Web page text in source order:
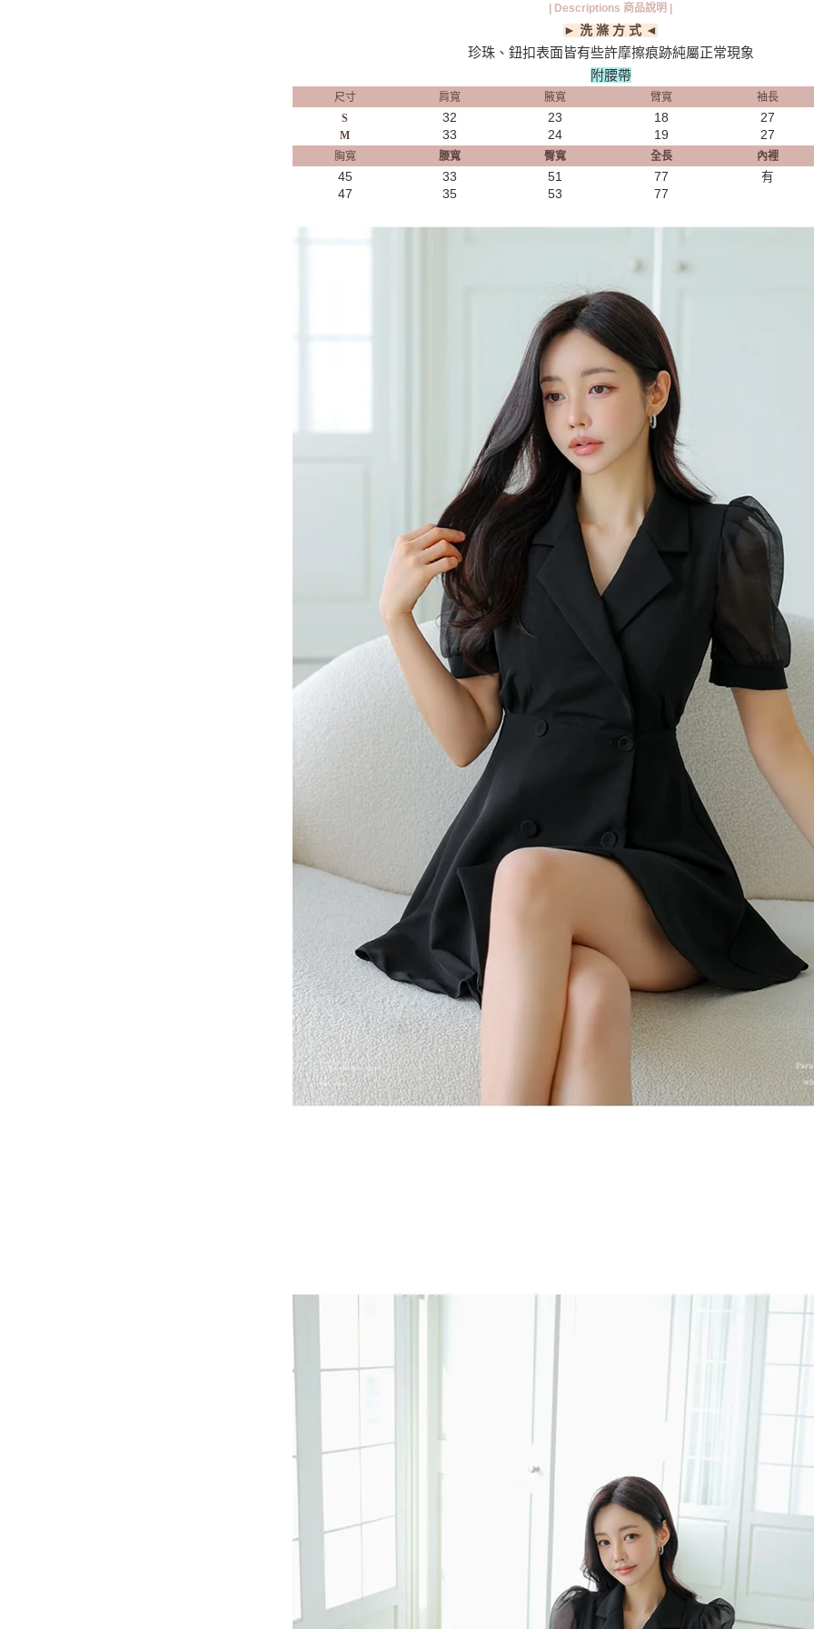
| Descriptions 商品說明 |
► 洗 滌 方 式 ◄
珍珠、鈕扣表面皆有些許摩擦痕跡純屬正常現象
附腰帶
尺寸 肩寬 腋寬 臂寬
袖長
S
M
32
33
23
24
18
19
27
27
胸寬 腰寬 臀寬 全長 內裡
45
47
33
35
51
53
77
77
有